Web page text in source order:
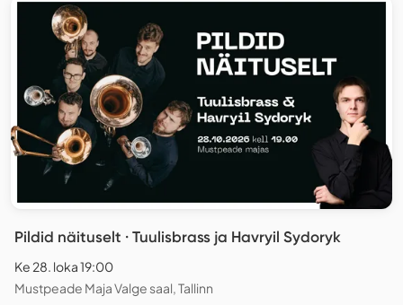
Pildid näituselt · Tuulisbrass ja Havryil Sydoryk
Ke 28. loka 19:00
Mustpeade Maja Valge saal, Tallinn